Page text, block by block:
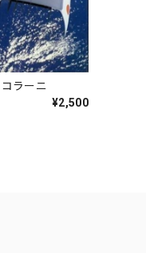
ラーニ
¥2,500